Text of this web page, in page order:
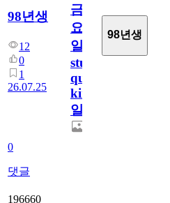
98년생
12
0
1
26.07.25
0
댓글
금
요
일/English
study
quiz
king766
일
98년생
196660